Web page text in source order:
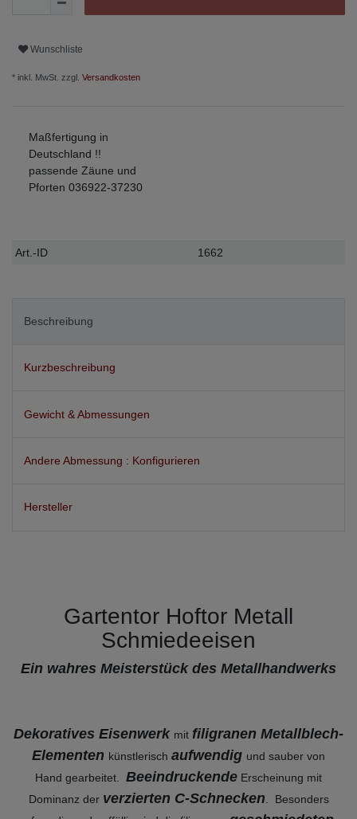
Wunschliste
* inkl. MwSt. zzgl. Versandkosten
Maßfertigung in
Deutschland !!
passende Zäune und
Pforten 036922-37230
Technisches
Wert
Art.-ID 1662
Beschreibung
Kurzbeschreibung
Gewicht & Abmessungen
Andere Abmessung : Konfigurieren
Hersteller
Gartentor Hoftor Metall
Schmiedeeisen
Ein wahres Meisterstück des Metallhandwerks
Dekoratives Eisenwerk mit filigranen Metallblech-
Elementen künstlerisch aufwendig und sauber von
Hand gearbeitet. Beeindruckende Erscheinung mit
Dominanz der verzierten C-Schnecken . Besonders